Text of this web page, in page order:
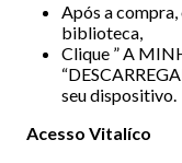
Após a
biblioteca,
Clique ” A
seu dispositivo.
Acesso Vitalíco